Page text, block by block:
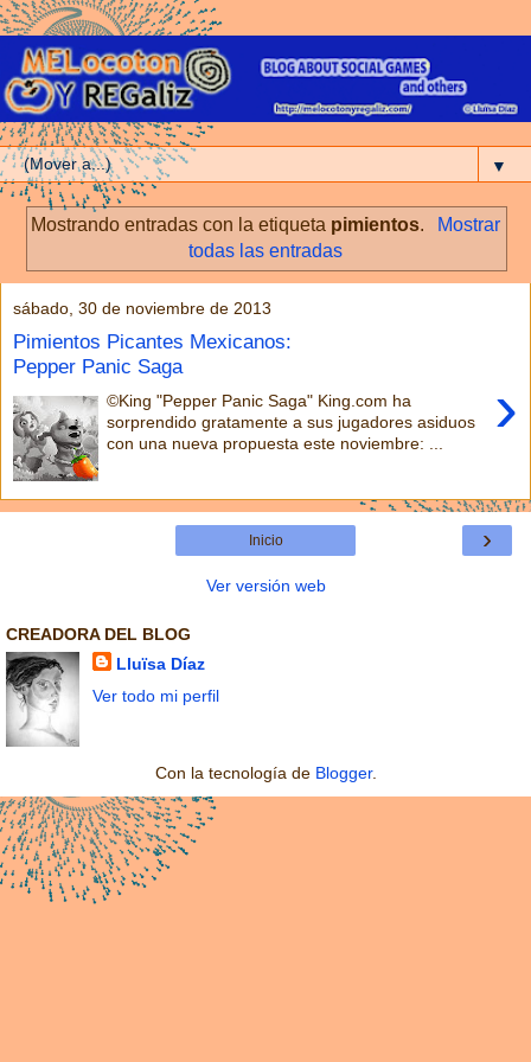
▼
Mostrando entradas con la etiqueta pimientos.
Mostrar
todas las entradas
sábado, 30 de noviembre de 2013
Pimientos Picantes Mexicanos:
Pepper Panic Saga
›
©King "Pepper Panic Saga" King.com ha
sorprendido gratamente a sus jugadores asiduos
con una nueva propuesta este noviembre: ...
›
Inicio
Ver versión web
CREADORA DEL BLOG
Lluïsa Díaz
Ver todo mi perfil
Con la tecnología de Blogger.